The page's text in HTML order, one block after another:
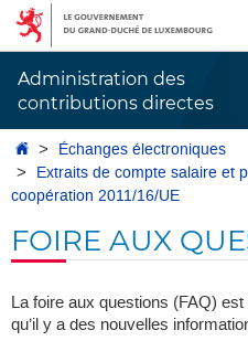
Aller
navigation
Aller
au
Administration des
contributions directes
AccueilÉchanges électroniques
Extraits de compte salaire et
coopération 2011/16/UE
FOIRE AUX
La foire aux questions (FAQ)
qu’il y a des nouvelles